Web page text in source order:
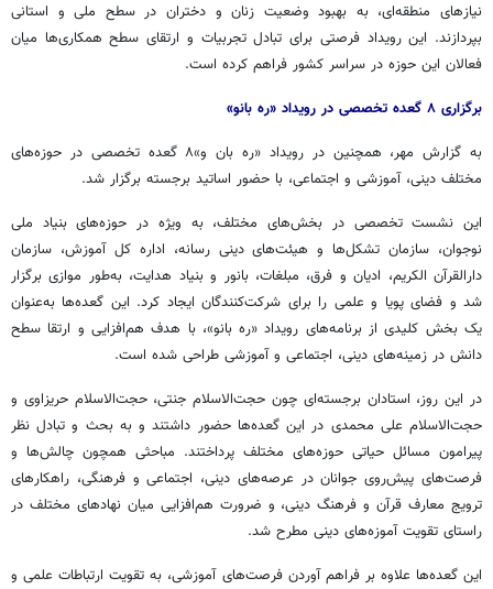
نیازهای منطقه‌ای، به بهبود وضعیت زنان و دختران در سطح ملی و استانی
بپردازند. این رویداد فرصتی برای تبادل تجربیات و ارتقای سطح همکاری‌ها میان
فعالان این حوزه در سراسر کشور فراهم کرده است.
برگزاری ۸
گعده تخصصی در رویداد «ره بانو»
به گزارش مهر، همچنین در رویداد «ره بانو»۸ گعده تخصصی در حوزه‌های
مختلف دینی، آموزشی و اجتماعی، با حضور اساتید برجسته برگزار شد.
این نشست تخصصی در بخش‌های مختلف، به ویژه در حوزه‌های بنیاد ملی
نوجوان، سازمان تشکل‌ها و هیئت‌های دینی رسانه، اداره کل آموزش، سازمان
دارالقرآن الکریم، ادیان و فرق، مبلغات، بانور و بنیاد هدایت، به‌طور موازی برگزار
شد و فضای پویا و علمی را برای شرکت‌کنندگان ایجاد کرد. این گعده‌ها به‌عنوان
یک بخش کلیدی از برنامه‌های رویداد «ره بانو»، با هدف هم‌افزایی و ارتقا سطح
دانش در زمینه‌های دینی، اجتماعی و آموزشی طراحی شده است.
در این روز، استادان برجسته‌ای چون حجت‌الاسلام جنتی، حجت‌الاسلامحریزاوی و
حجت‌الاسلام علی محمدی در این گعده‌ها حضور داشتند و به بحث و تبادل نظر
پیرامون مسائل حیاتی حوزه‌های مختلف پرداختند. مباحثی همچون چالش‌ها و
فرصت‌های پیش‌روی جوانان در عرصه‌های دینی، اجتماعی و فرهنگی، راهکارهای
ترویج معارف قرآن و فرهنگ دینی، و ضرورت هم‌افزایی میان نهادهای مختلف در
راستای تقویت آموزه‌های دینی مطرح شد.
این گعده‌ها علاوه بر فراهم آوردن فرصت‌های آموزشی، به تقویت ارتباطات علمی و